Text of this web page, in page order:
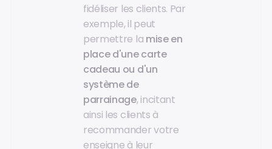
fidéliser les clients. Par
exemple, il peut
permettre la mise en
place d'une carte
cadeau ou d'un
système de
parrainage, incitant
ainsi les clients à
recommander votre
enseigne à leur